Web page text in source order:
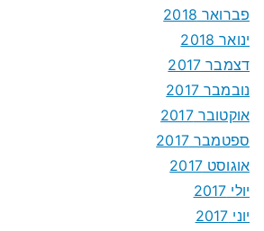
פברואר 2018
ינואר 2018
דצמבר 2017
נובמבר 2017
אוקטובר 2017
ספטמבר 2017
אוגוסט 2017
יולי 2017
יוני 2017